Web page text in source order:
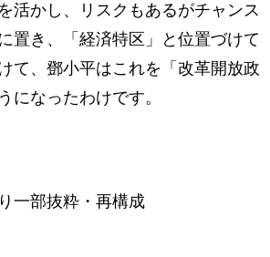
活かし、リスクもあるがチャンス
置き、「経済特区」と位置づけて
て、鄧小平はこれを「改革開放政
になったわけです。
一部抜粋・再構成